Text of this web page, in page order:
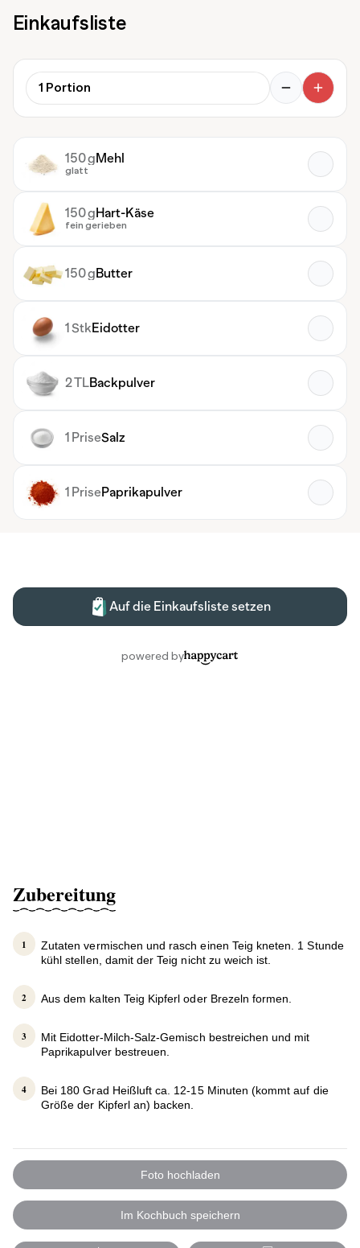
Zubereitung
Zutaten vermischen und rasch einen Teig kneten. 1 Stunde
kühl stellen, damit der Teig nicht zu weich ist.
Aus dem kalten Teig Kipferl oder Brezeln formen.
Mit Eidotter-Milch-Salz-Gemisch bestreichen und mit
Paprikapulver bestreuen.
Bei 180 Grad Heißluft ca. 12-15 Minuten (kommt auf die
Größe der Kipferl an) backen.
Foto hochladen
Im Kochbuch speichern